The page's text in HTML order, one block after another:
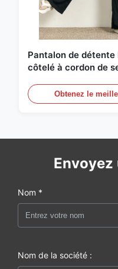
Pantalon de détente
côtelé à cordon de
Obtenez le
Envoyez
Nom *
Nom de la société :